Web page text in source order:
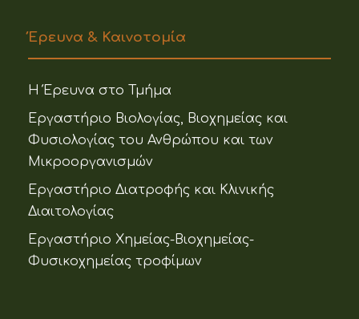
Έρευνα & Καινοτομία
Η Έρευνα στο Τμήμα
Εργαστήριο Βιολογίας, Βιοχημείας και
Φυσιολογίας του Ανθρώπου και των
Μικροοργανισμών
Εργαστήριο Διατροφής και Κλινικής
Διαιτολογίας
Εργαστήριο Χημείας-Βιοχημείας-
Φυσικοχημείας τροφίμων